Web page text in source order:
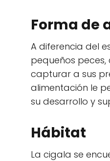
Forma de
A diferencia del
pequeños
capturar a sus
alimentación le
su desarrollo y
Hábitat
La cigala se